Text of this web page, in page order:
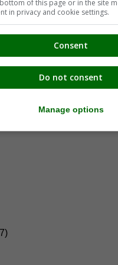
of this page or in the site
in privacy and cookie settings.
Consent
Do not consent
Manage options